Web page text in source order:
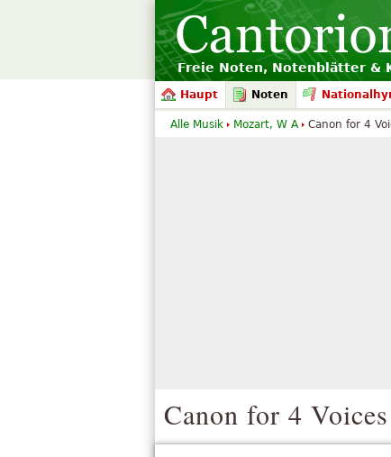
Freie Noten, Notenblätter &
Haupt Noten
Canon for 4 Voices
Alle Musik Mozart, W A Canon for 4